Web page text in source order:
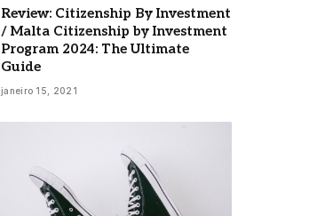
Review: Citizenship By Investment
/ Malta Citizenship by Investment
Program 2024: The Ultimate
Guide
janeiro 15, 2021